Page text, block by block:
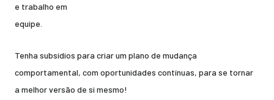
e trabalho em
equipe.
Tenha subsídios para criar um plano de mudança
comportamental, com oportunidades contínuas, para se tornar
a melhor versão de si mesmo!